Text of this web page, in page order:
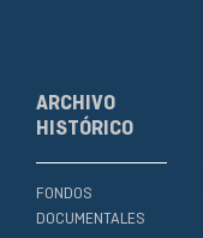
ARCHIVO
HISTÓRICO
FONDOS
DOCUMENTALES